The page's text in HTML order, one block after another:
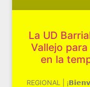
La UD
Vallejo
en la
REGIONAL |